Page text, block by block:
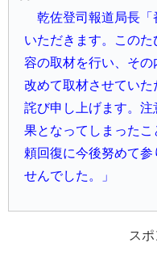
乾佐登司報道局長「
いただきます。この
容の取材を行い、その
改めて取材させてい
詫び申し上げます。
果となってしまった
頼回復に今後努めて
せんでした。」
ス